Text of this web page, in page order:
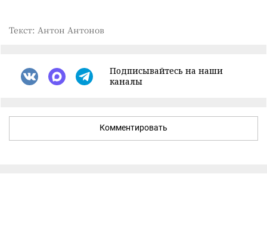
Текст: Антон Антонов
Подписывайтесь на наши
каналы
Комментировать